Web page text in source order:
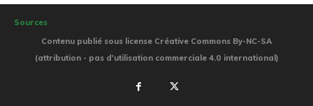
Sources
Contenu publié sous license Créative Commons By-NC-SA
(attribution - pas d'utilisation commerciale 4.0 international)